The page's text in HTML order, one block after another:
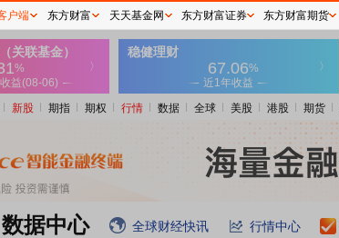
新股 期指 期权 行情 数据 全球 美股 港股 期货
数据中心 全球财经快讯 行情中心
户端 东方财富 天天基金网 东方财富证券 东方财富期货